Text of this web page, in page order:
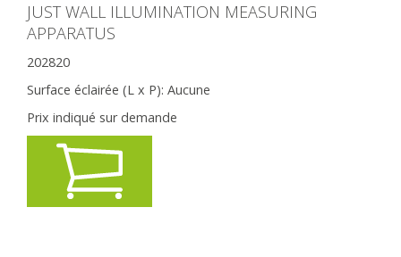
JUST WALL ILLUMINATION MEASURING
APPARATUS
202820
Surface éclairée (L x P): Aucune
Prix indiqué sur demande